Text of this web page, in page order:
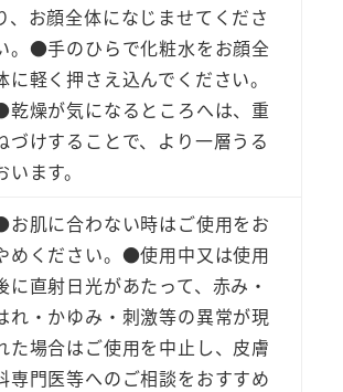
、お顔全体になじませてくださ
。●手のひらで化粧水をお顔全
に軽く押さえ込んでください。
燥が気になるところへは、重
づけすることで、より一層うる
います。
肌に合わない時はご使用をお
めください。●使用中又は使用
に直射日光があたって、赤み・
れ・かゆみ・刺激等の異常が現
た場合はご使用を中止し、皮膚
専門医等へのご相談をおすすめ